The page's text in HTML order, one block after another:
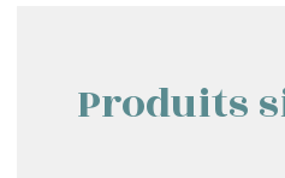
Produits